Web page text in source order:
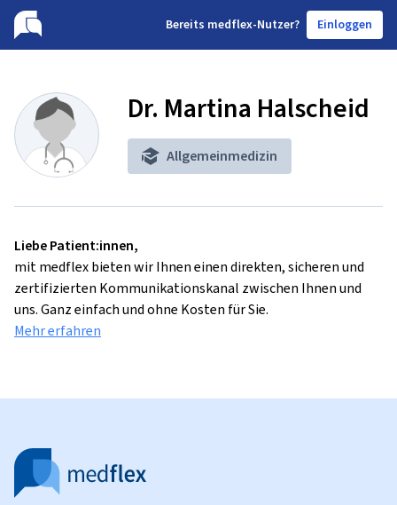
Bereits medflex-Nutzer? Einloggen
Dr. Martina Halscheid
Allgemeinmedizin
Liebe Patient:innen,
mit medflex bieten wir Ihnen einen direkten, sicheren und
zertifizierten Kommunikationskanal zwischen Ihnen und
uns. Ganz einfach und ohne Kosten für Sie.
Mehr erfahren